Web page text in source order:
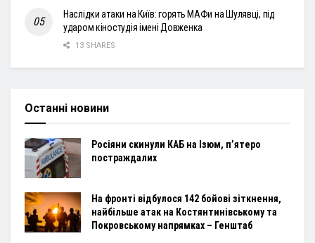
Наслідки атаки на Київ: горять МАФи на Шулявці, під
ударом кіностудія імені Довженка
13 SHARES
Останні новини
Росіяни скинули КАБ на Ізюм, п’ятеро
постраждалих
На фронті відбулося 142 бойові зіткнення,
найбільше атак на Костянтинівському та
Покровському напрямках – Генштаб